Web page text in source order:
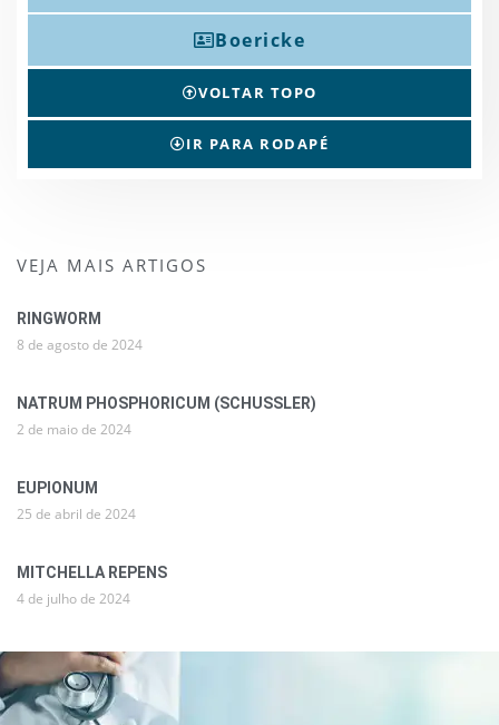
Boericke
VOLTAR TOPO
IR PARA RODAPÉ
VEJA MAIS ARTIGOS
RINGWORM
8 de agosto de 2024
NATRUM PHOSPHORICUM (SCHUSSLER)
2 de maio de 2024
EUPIONUM
25 de abril de 2024
MITCHELLA REPENS
4 de julho de 2024